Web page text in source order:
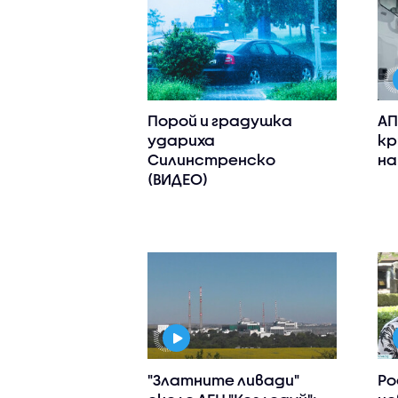
Порой и градушка
удариха
Силинстренско
(ВИДЕО)
"Златните ливади"